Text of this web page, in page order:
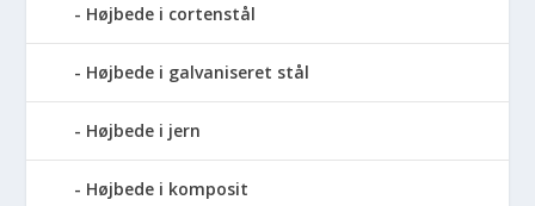
Højbede i cortenstål
Højbede i galvaniseret stål
Højbede i jern
Højbede i komposit